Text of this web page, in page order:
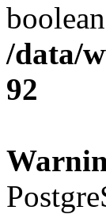
/data/
92